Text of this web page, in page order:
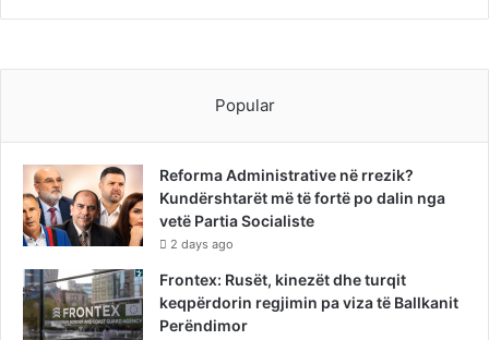
Popular
Reforma Administrative në rrezik?
Kundërshtarët më të fortë po dalin nga
vetë Partia Socialiste
2 days ago
Frontex: Rusët, kinezët dhe turqit
keqpërdorin regjimin pa viza të Ballkanit
Perëndimor